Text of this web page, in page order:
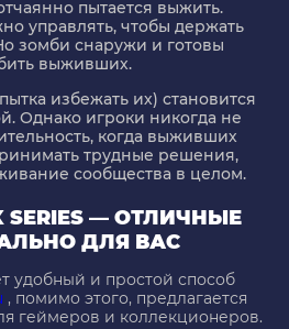
пытается выжить.
управлять, чтобы держать
зомби снаружи и готовы
выживших.
избежать их) становится
Однако игроки никогда не
когда выживших
трудные решения,
сообщества в целом.
SERIES — ОТЛИЧНЫЕ
ДЛЯ ВАС
удобный и простой способ
, помимо этого, предлагается
геймеров и коллекционеров.